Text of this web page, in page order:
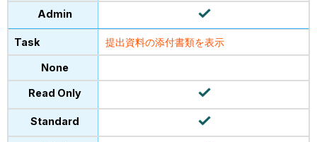
提出資料の添付書類を表示